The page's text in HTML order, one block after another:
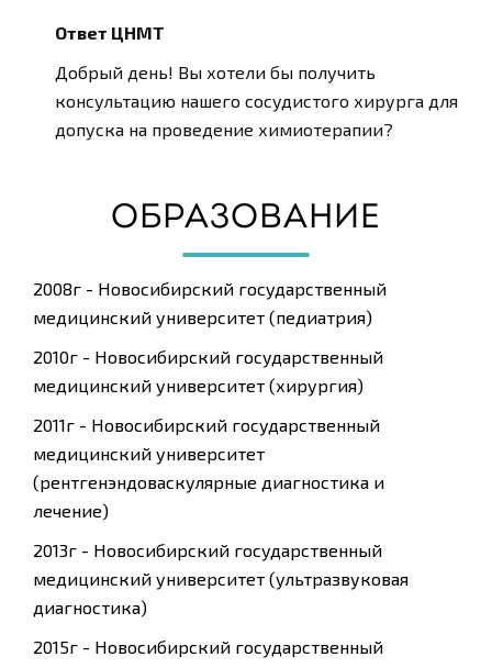
Ответ ЦНМТ
Добрый день! Вы хотели бы получить
консультацию нашего сосудистого хирурга для
допуска на проведение химиотерапии?
ОБРАЗОВАНИЕ
2008г - Новосибирский государственный
медицинский университет (педиатрия)
2010г - Новосибирский государственный
медицинский университет (хирургия)
2011г - Новосибирский государственный
медицинский университет
(рентгенэндоваскулярные диагностика и
лечение)
2013г - Новосибирский государственный
медицинский университет (ультразвуковая
диагностика)
2015г - Новосибирский государственный